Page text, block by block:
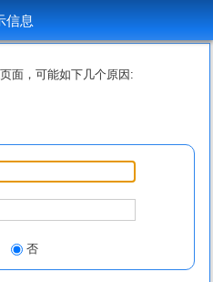
信息
面，可能如下几个原因:
否